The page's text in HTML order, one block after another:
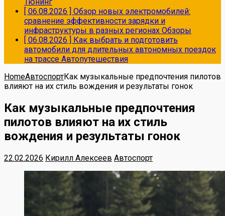
[ 06.08.2026 ] Обзор новых электромобилей:
сравнение эффективности зарядки и
инфраструктуры в разных регионах Обзоры
[ 06.08.2026 ] Как выбрать и подготовить
автомобили для длительных автономных поездок
на трассе Автопутешествия
HomeАвтоспортКак музыкальные предпочтения пилотов
влияют на их стиль вождения и результаты гонок
Как музыкальные предпочтения
пилотов влияют на их стиль
вождения и результаты гонок
22.02.2026 Кирилл Алексеев Автоспорт